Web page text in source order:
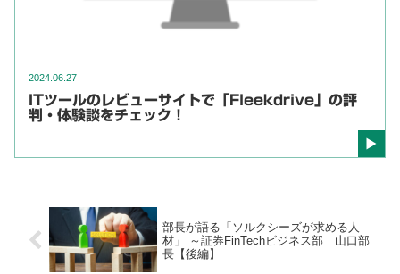
2024.06.27
ITツールのレビューサイトで「Fleekdrive」の評
判・体験談をチェック！
部長が語る「ソルクシーズが求める人
材」 ～証券FinTechビジネス部 山口部
長【後編】